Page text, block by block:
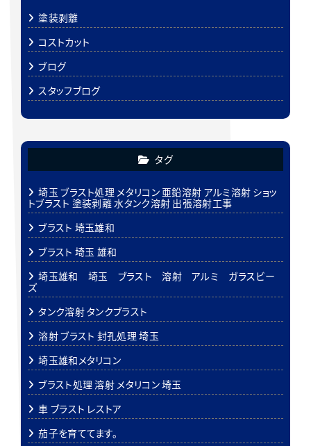
塗装剥離
コストカット
ブログ
スタッフブログ
タグ
埼玉 ブラスト処理 メタリコン 亜鉛溶射 アルミ溶射 ショッ
トブラスト 塗装剥離 水タンク溶射 出張溶射工事
ブラスト 埼玉雄和
ブラスト 埼玉 雄和
埼玉雄和 埼玉 ブラスト 溶射 アルミ ガラスビー
ズ
タンク溶射 タンクブラスト
溶射 ブラスト 封孔処理 埼玉
埼玉雄和メタリコン
ブラスト処理 溶射 メタリコン 埼玉
車 ブラスト レストア
茄子を育ててます。